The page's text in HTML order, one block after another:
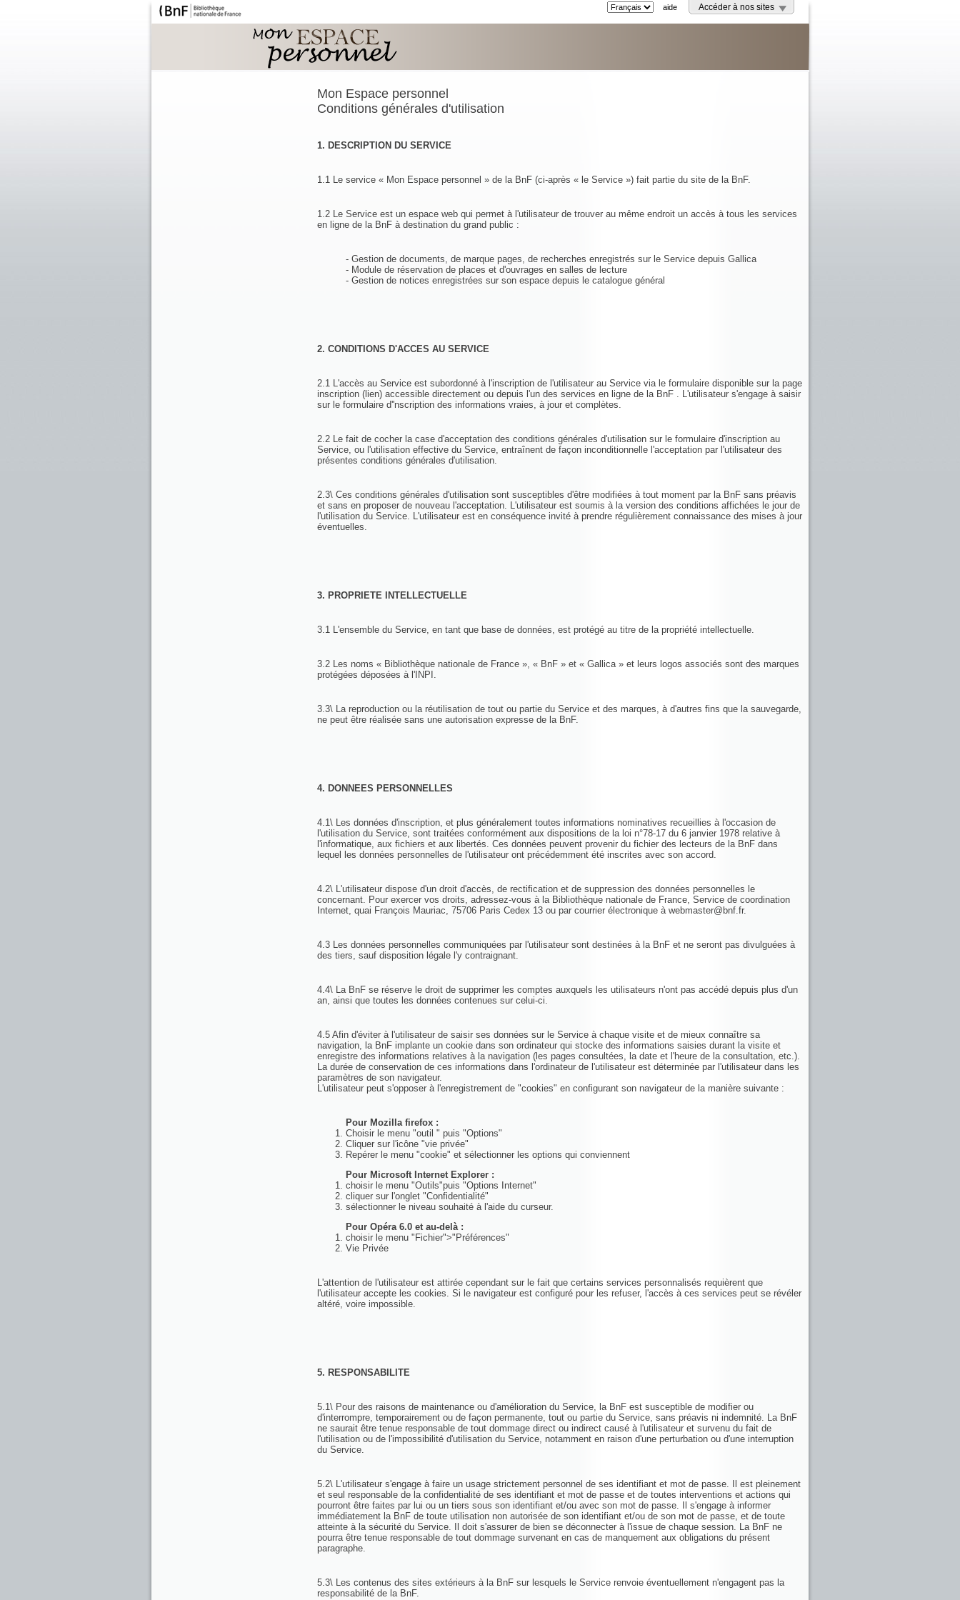
aide Accéder à nos sites
Mon Espace personnel
Conditions générales d'utilisation
1. DESCRIPTION DU SERVICE
1.1 Le service « Mon Espace personnel » de la BnF (ci-après « le Service ») fait partie du site de la BnF.
1.2 Le Service est un espace web qui permet à l'utilisateur de trouver au même endroit un accès à tous les services
en ligne de la BnF à destination du grand public :
- Gestion de documents, de marque pages, de recherches enregistrés sur le Service depuis Gallica
- Module de réservation de places et d'ouvrages en salles de lecture
- Gestion de notices enregistrées sur son espace depuis le catalogue général
2. CONDITIONS D'ACCES AU SERVICE
2.1 L'accès au Service est subordonné à l'inscription de l'utilisateur au Service via le formulaire disponible sur la page
inscription (lien) accessible directement ou depuis l'un des services en ligne de la BnF . L'utilisateur s'engage à saisir
sur le formulaire d''nscription des informations vraies, à jour et complètes.
2.2 Le fait de cocher la case d'acceptation des conditions générales d'utilisation sur le formulaire d'inscription au
Service, ou l'utilisation effective du Service, entraînent de façon inconditionnelle l'acceptation par l'utilisateur des
présentes conditions générales d'utilisation.
2.3\ Ces conditions générales d'utilisation sont susceptibles d'être modifiées à tout moment par la BnF sans préavis
et sans en proposer de nouveau l'acceptation. L'utilisateur est soumis à la version des conditions affichées le jour de
l'utilisation du Service. L'utilisateur est en conséquence invité à prendre régulièrement connaissance des mises à jour
éventuelles.
3. PROPRIETE INTELLECTUELLE
3.1 L'ensemble du Service, en tant que base de données, est protégé au titre de la propriété intellectuelle.
3.2 Les noms « Bibliothèque nationale de France », « BnF » et « Gallica » et leurs logos associés sont des marques
protégées déposées à l'INPI.
3.3\ La reproduction ou la réutilisation de tout ou partie du Service et des marques, à d'autres fins que la sauvegarde,
ne peut être réalisée sans une autorisation expresse de la BnF.
4. DONNEES PERSONNELLES
4.1\ Les données d'inscription, et plus généralement toutes informations nominatives recueillies à l'occasion de
l'utilisation du Service, sont traitées conformément aux dispositions de la loi n°78-17 du 6 janvier 1978 relative à
l'informatique, aux fichiers et aux libertés. Ces données peuvent provenir du fichier des lecteurs de la BnF dans
lequel les données personnelles de l'utilisateur ont précédemment été inscrites avec son accord.
4.2\ L'utilisateur dispose d'un droit d'accès, de rectification et de suppression des données personnelles le
concernant. Pour exercer vos droits, adressez-vous à la Bibliothèque nationale de France, Service de coordination
Internet, quai François Mauriac, 75706 Paris Cedex 13 ou par courrier électronique à webmaster@bnf.fr.
4.3 Les données personnelles communiquées par l'utilisateur sont destinées à la BnF et ne seront pas divulguées à
des tiers, sauf disposition légale l'y contraignant.
4.4\ La BnF se réserve le droit de supprimer les comptes auxquels les utilisateurs n'ont pas accédé depuis plus d'un
an, ainsi que toutes les données contenues sur celui-ci.
4.5 Afin d'éviter à l'utilisateur de saisir ses données sur le Service à chaque visite et de mieux connaître sa
navigation, la BnF implante un cookie dans son ordinateur qui stocke des informations saisies durant la visite et
enregistre des informations relatives à la navigation (les pages consultées, la date et l'heure de la consultation, etc.).
La durée de conservation de ces informations dans l'ordinateur de l'utilisateur est déterminée par l'utilisateur dans les
paramètres de son navigateur.
L'utilisateur peut s'opposer à l'enregistrement de "cookies" en configurant son navigateur de la manière suivante :
Pour Mozilla firefox :
Choisir le menu "outil " puis "Options"
Cliquer sur l'icône "vie privée"
Repérer le menu "cookie" et sélectionner les options qui conviennent
Pour Microsoft Internet Explorer :
choisir le menu "Outils"puis "Options Internet"
cliquer sur l'onglet "Confidentialité"
sélectionner le niveau souhaité à l'aide du curseur.
Pour Opéra 6.0 et au-delà :
choisir le menu "Fichier">"Préférences"
Vie Privée
L'attention de l'utilisateur est attirée cependant sur le fait que certains services personnalisés requièrent que
l'utilisateur accepte les cookies. Si le navigateur est configuré pour les refuser, l'accès à ces services peut se révéler
altéré, voire impossible.
5. RESPONSABILITE
5.1\ Pour des raisons de maintenance ou d'amélioration du Service, la BnF est susceptible de modifier ou
d'interrompre, temporairement ou de façon permanente, tout ou partie du Service, sans préavis ni indemnité. La BnF
ne saurait être tenue responsable de tout dommage direct ou indirect causé à l'utilisateur et survenu du fait de
l'utilisation ou de l'impossibilité d'utilisation du Service, notamment en raison d'une perturbation ou d'une interruption
du Service.
5.2\ L'utilisateur s'engage à faire un usage strictement personnel de ses identifiant et mot de passe. Il est pleinement
et seul responsable de la confidentialité de ses identifiant et mot de passe et de toutes interventions et actions qui
pourront être faites par lui ou un tiers sous son identifiant et/ou avec son mot de passe. Il s'engage à informer
immédiatement la BnF de toute utilisation non autorisée de son identifiant et/ou de son mot de passe, et de toute
atteinte à la sécurité du Service. Il doit s'assurer de bien se déconnecter à l'issue de chaque session. La BnF ne
pourra être tenue responsable de tout dommage survenant en cas de manquement aux obligations du présent
paragraphe.
5.3\ Les contenus des sites extérieurs à la BnF sur lesquels le Service renvoie éventuellement n'engagent pas la
responsabilité de la BnF.